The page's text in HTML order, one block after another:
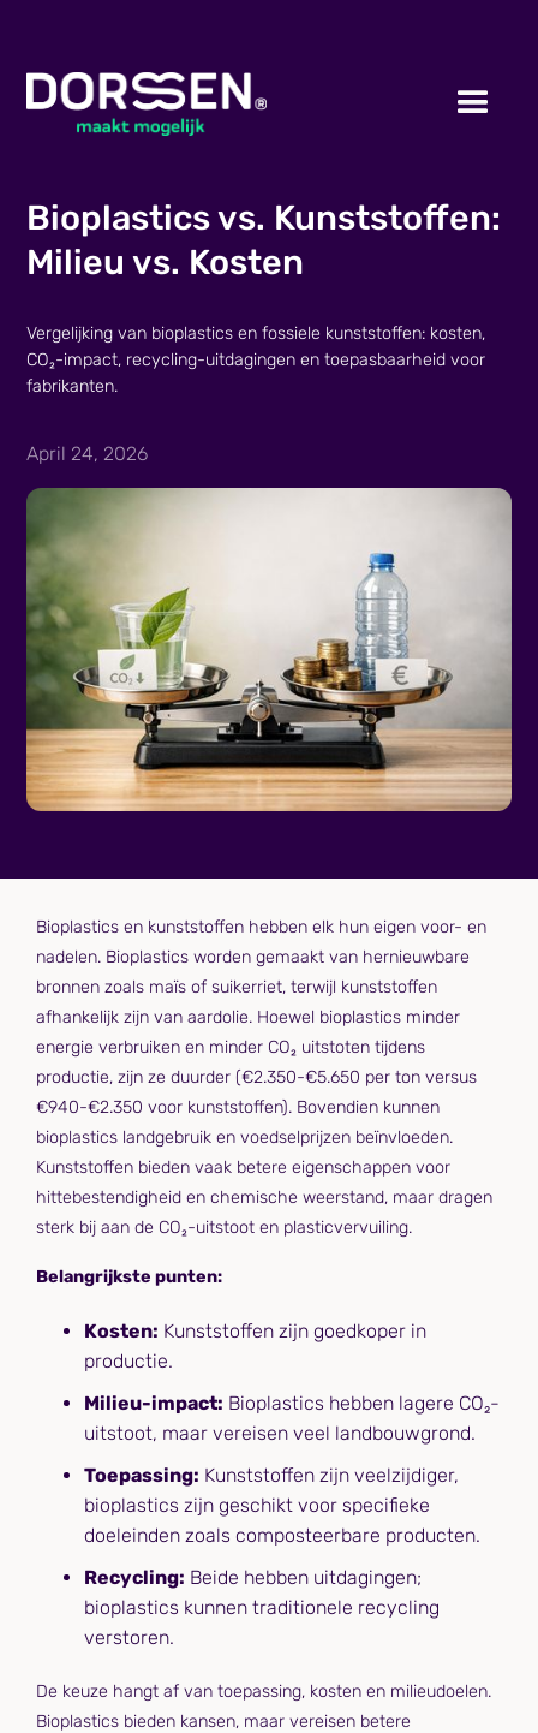
Bioplastics vs. Kunststoffen:
Milieu vs. Kosten
Vergelijking van bioplastics en fossiele kunststoffen: kosten,
CO₂-impact, recycling-uitdagingen en toepasbaarheid voor
fabrikanten.
April 24, 2026
Bioplastics en kunststoffen hebben elk hun eigen voor- en
nadelen. Bioplastics worden gemaakt van hernieuwbare
bronnen zoals maïs of suikerriet, terwijl kunststoffen
afhankelijk zijn van aardolie. Hoewel bioplastics minder
energie verbruiken en minder CO₂ uitstoten tijdens
productie, zijn ze duurder (€2.350-€5.650 per ton versus
€940-€2.350 voor kunststoffen). Bovendien kunnen
bioplastics landgebruik en voedselprijzen beïnvloeden.
Kunststoffen bieden vaak betere eigenschappen voor
hittebestendigheid en chemische weerstand, maar dragen
sterk bij aan de CO₂-uitstoot en plasticvervuiling.
Belangrijkste punten:
Kosten: Kunststoffen zijn goedkoper in
productie.
Milieu-impact: Bioplastics hebben lagere CO₂-
uitstoot, maar vereisen veel landbouwgrond.
Toepassing: Kunststoffen zijn veelzijdiger,
bioplastics zijn geschikt voor specifieke
doeleinden zoals composteerbare producten.
Recycling: Beide hebben uitdagingen;
bioplastics kunnen traditionele recycling
verstoren.
De keuze hangt af van toepassing, kosten en milieudoelen.
Bioplastics bieden kansen, maar vereisen betere